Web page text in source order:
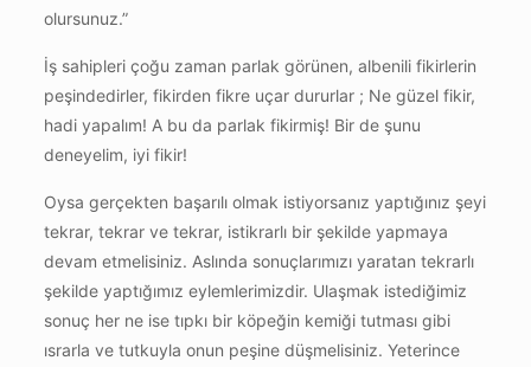
olursunuz.”
İş sahipleri çoğu zaman parlak görünen, albenili fikirlerin
peşindedirler, fikirden fikre uçar dururlar ; Ne güzel fikir,
hadi yapalım! A bu da parlak fikirmiş! Bir de şunu
deneyelim, iyi fikir!
Oysa gerçekten başarılı olmak istiyorsanız yaptığınız şeyi
tekrar, tekrar ve tekrar, istikrarlı bir şekilde yapmaya
devam etmelisiniz. Aslında sonuçlarımızı yaratan tekrarlı
şekilde yaptığımız eylemlerimizdir. Ulaşmak istediğimiz
sonuç her ne ise tıpkı bir köpeğin kemiği tutması gibi
ısrarla ve tutkuyla onun peşine düşmelisiniz. Yeterince